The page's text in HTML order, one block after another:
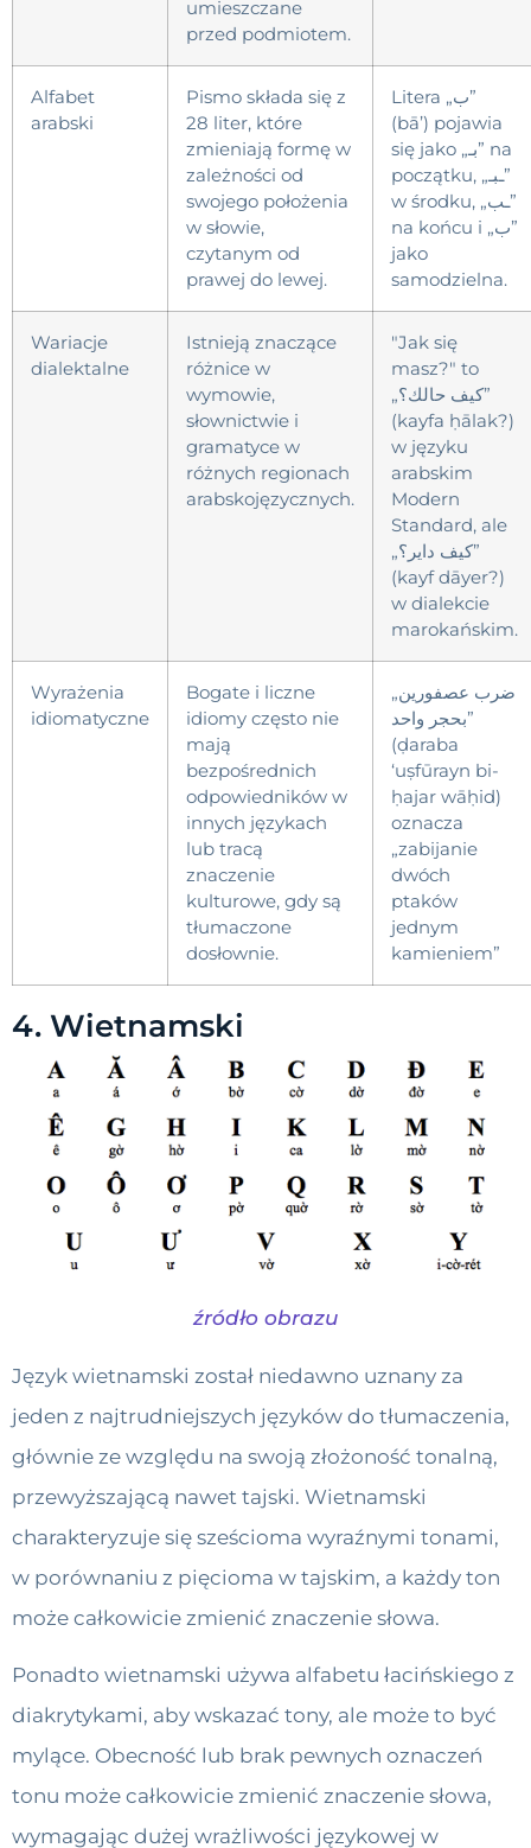
umieszczane
przed podmiotem.
Alfabet
arabski
Pismo składa się z
28 liter, które
zmieniają formę w
zależności od
swojego położenia
w słowie,
czytanym od
prawej do lewej.
Litera „ب”
(bā’) pojawia
się jako „بـ” na
początku, „ـبـ”
w środku, „ـب”
na końcu i „ب”
jako
samodzielna.
Wariacje
dialektalne
Istnieją znaczące
różnice w
wymowie,
słownictwie i
gramatyce w
różnych regionach
arabskojęzycznych.
"Jak się
masz?" to
„كيف حالك؟”
(kayfa ḥālak?)
w języku
arabskim
Modern
Standard, ale
„كيف داير؟”
(kayf dāyer?)
w dialekcie
marokańskim.
Wyrażenia
idiomatyczne
Bogate i liczne
idiomy często nie
mają
bezpośrednich
odpowiedników w
innych językach
lub tracą
znaczenie
kulturowe, gdy są
tłumaczone
dosłownie.
„ضرب عصفورين
بحجر واحد”
(ḍaraba
‘uṣfūrayn bi-
ḥajar wāḥid)
oznacza
„zabijanie
dwóch
ptaków
jednym
kamieniem”
4. Wietnamski
źródło obrazu
Język wietnamski został niedawno uznany za
jeden z najtrudniejszych języków do tłumaczenia,
głównie ze względu na swoją złożoność tonalną,
przewyższającą nawet tajski. Wietnamski
charakteryzuje się sześcioma wyraźnymi tonami,
w porównaniu z pięcioma w tajskim, a każdy ton
może całkowicie zmienić znaczenie słowa.
Ponadto wietnamski używa alfabetu łacińskiego z
diakrytykami, aby wskazać tony, ale może to być
mylące. Obecność lub brak pewnych oznaczeń
tonu może całkowicie zmienić znaczenie słowa,
wymagając dużej wrażliwości językowej w